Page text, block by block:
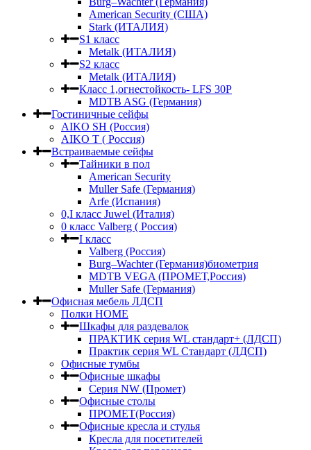
American Security (США)
Stark (ИТАЛИЯ)
S1 класс
Metalk (ИТАЛИЯ)
S2 класс
Metalk (ИТАЛИЯ)
Класс 1,огнестойкость- LFS 30P
MDTB ASG (Германия)
Гостиничные сейфы
AIKO SH (Россия)
AIKO Т ( Россия)
Встраиваемые сейфы
Тайники в пол
American Security
Muller Safe (Германия)
Arfe (Испания)
0,I класс Juwel (Италия)
0 класс Valberg ( Россия)
I класс
Valberg (Россия)
Burg–Wachter (Германия)биометрия
MDTB VEGA (ПРОМЕТ,Россия)
Muller Safe (Германия)
Офисная мебель ЛДСП
Полки HOME
Шкафы для раздевалок
ПРАКТИК серия WL стандарт+ (ЛДСП)
Практик серия WL Стандарт (ЛДСП)
Офисные тумбы
Офисные шкафы
Серия NW (Промет)
Офисные столы
ПРОМЕТ(Россия)
Офисные кресла и стулья
Кресла для посетителей